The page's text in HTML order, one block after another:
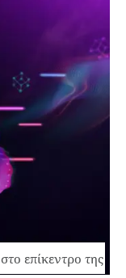
επίκεντρο της